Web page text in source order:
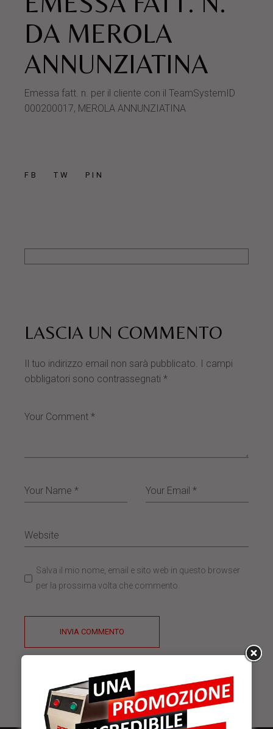
DA MEROLA
ANNUNZIATINA
Emessa fatt. n. per il cliente con il TeamSystemID
000200017, MEROLA ANNUNZIATINA
FB TW PIN
LASCIA UN COMMENTO
Il tuo indirizzo email non sarà pubblicato. I campi
obbligatori sono contrassegnati*
Salva il mio nome, email e sito web in questo browser
per la prossima volta che commento.
INVIA COMMENTO